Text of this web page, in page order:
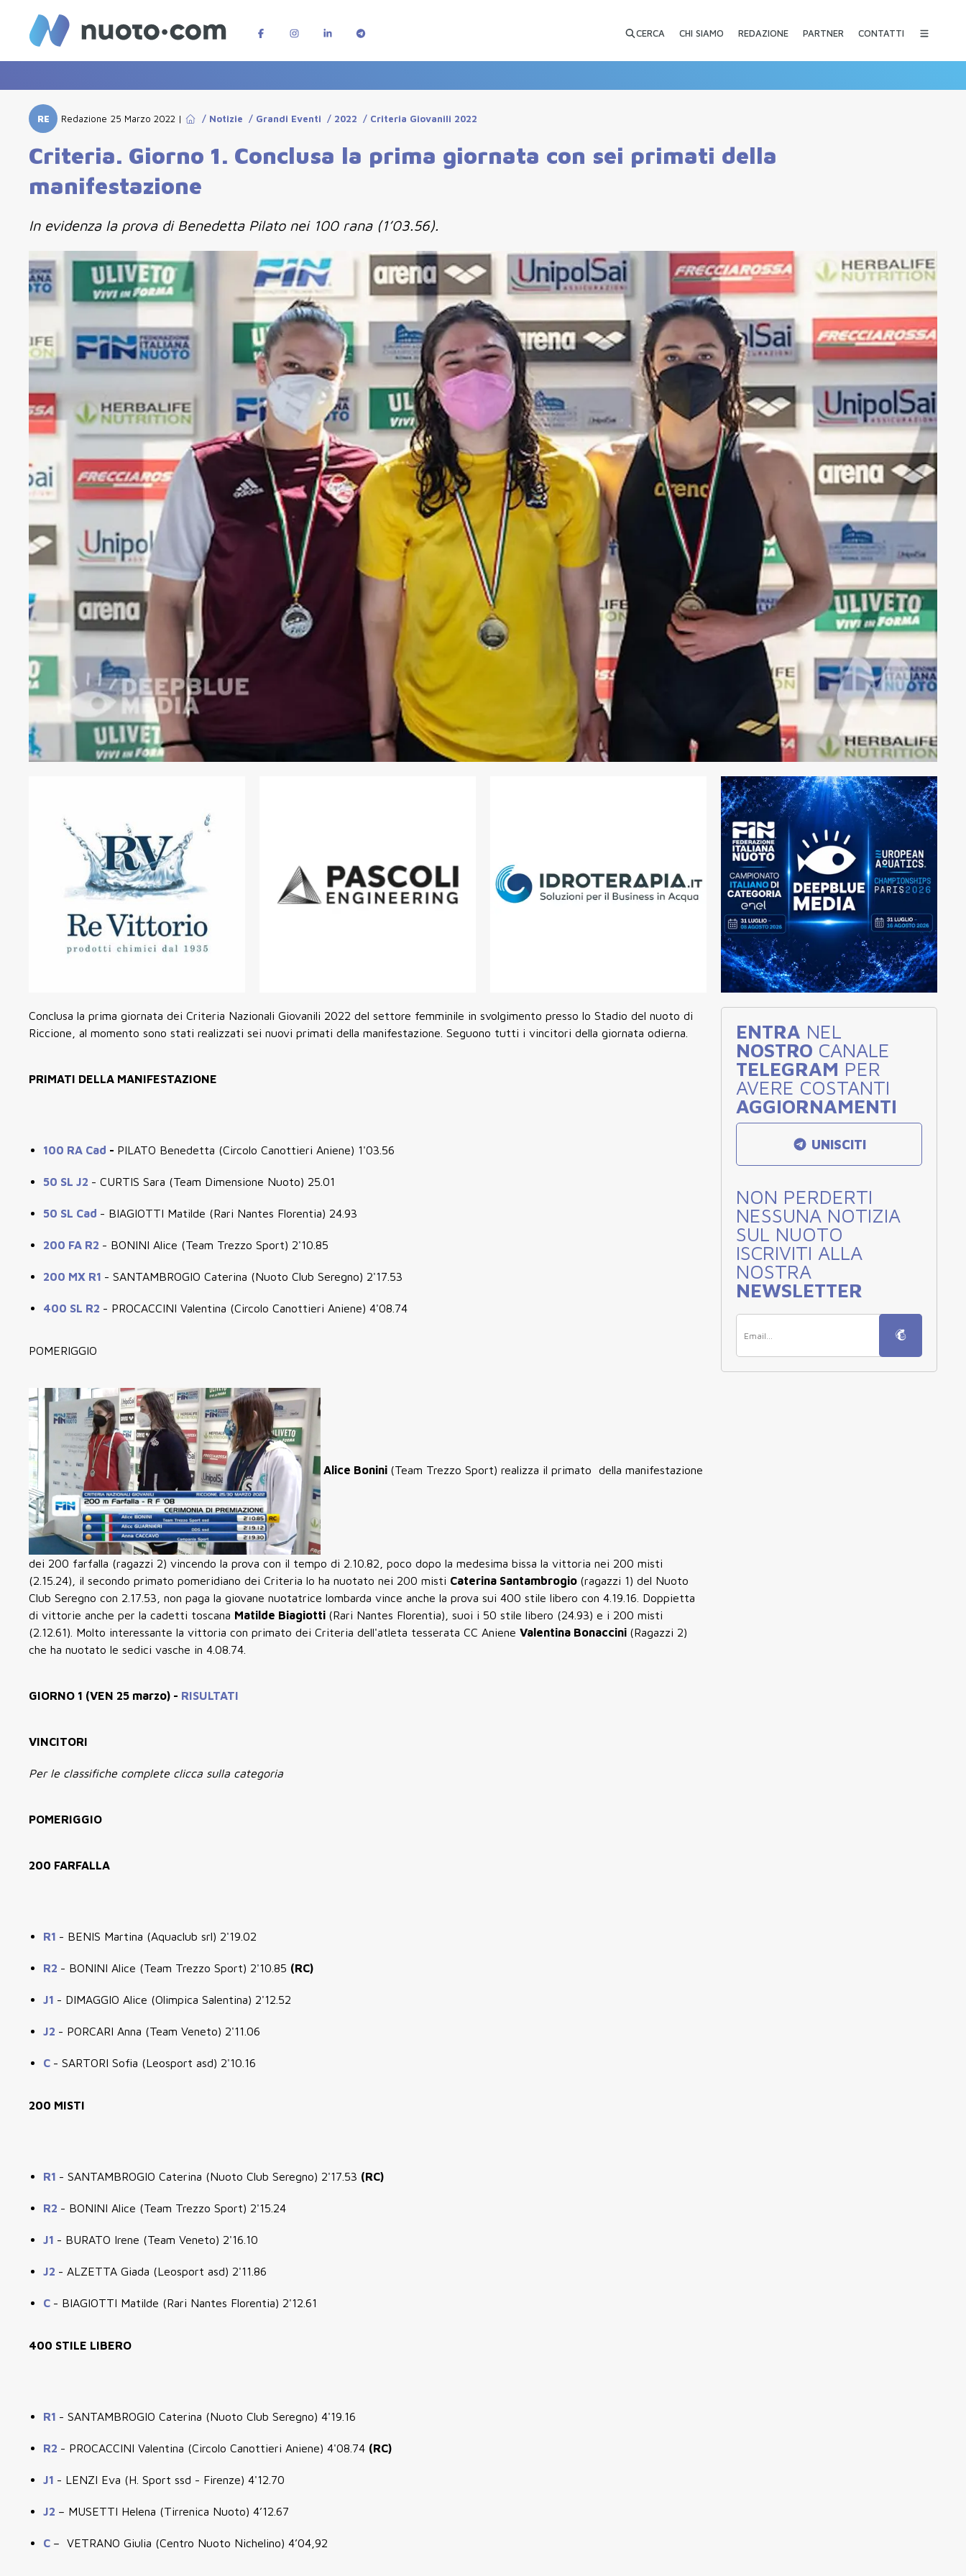
CERCA CHI SIAMO REDAZIONE PARTNER CONTATTI
RE Redazione 25 Marzo 2022 | / Notizie / Grandi Eventi / 2022 / Criteria Giovanili 2022
Criteria. Giorno 1. Conclusa la prima giornata con sei primati della
manifestazione
In evidenza la prova di Benedetta Pilato nei 100 rana (1’03.56).
Conclusa la prima giornata dei Criteria Nazionali Giovanili 2022 del settore femminile in svolgimento presso lo Stadio del nuoto di
Riccione, al momento sono stati realizzati sei nuovi primati della manifestazione. Seguono tutti i vincitori della giornata odierna.
PRIMATI DELLA MANIFESTAZIONE
100 RA Cad - PILATO Benedetta (Circolo Canottieri Aniene) 1'03.56
50 SL J2 - CURTIS Sara (Team Dimensione Nuoto) 25.01
50 SL Cad - BIAGIOTTI Matilde (Rari Nantes Florentia) 24.93
200 FA R2 - BONINI Alice (Team Trezzo Sport) 2'10.85
200 MX R1 - SANTAMBROGIO Caterina (Nuoto Club Seregno) 2'17.53
400 SL R2 - PROCACCINI Valentina (Circolo Canottieri Aniene) 4'08.74
POMERIGGIO
Alice Bonini (Team Trezzo Sport) realizza il primato della manifestazione
dei 200 farfalla (ragazzi 2) vincendo la prova con il tempo di 2.10.82, poco dopo la medesima bissa la vittoria nei 200 misti
(2.15.24), il secondo primato pomeridiano dei Criteria lo ha nuotato nei 200 misti Caterina Santambrogio (ragazzi 1) del Nuoto
Club Seregno con 2.17.53, non paga la giovane nuotatrice lombarda vince anche la prova sui 400 stile libero con 4.19.16. Doppietta
di vittorie anche per la cadetti toscana Matilde Biagiotti (Rari Nantes Florentia), suoi i 50 stile libero (24.93) e i 200 misti
(2.12.61). Molto interessante la vittoria con primato dei Criteria dell'atleta tesserata CC Aniene Valentina Bonaccini (Ragazzi 2)
che ha nuotato le sedici vasche in 4.08.74.
GIORNO 1 (VEN 25 marzo) - RISULTATI
VINCITORI
Per le classifiche complete clicca sulla categoria
POMERIGGIO
200 FARFALLA
R1 - BENIS Martina (Aquaclub srl) 2'19.02
R2 - BONINI Alice (Team Trezzo Sport) 2'10.85 (RC)
J1 - DIMAGGIO Alice (Olimpica Salentina) 2'12.52
J2 - PORCARI Anna (Team Veneto) 2'11.06
C - SARTORI Sofia (Leosport asd) 2'10.16
200 MISTI
R1 - SANTAMBROGIO Caterina (Nuoto Club Seregno) 2'17.53 (RC)
R2 - BONINI Alice (Team Trezzo Sport) 2'15.24
J1 - BURATO Irene (Team Veneto) 2'16.10
J2 - ALZETTA Giada (Leosport asd) 2'11.86
C - BIAGIOTTI Matilde (Rari Nantes Florentia) 2'12.61
400 STILE LIBERO
R1 - SANTAMBROGIO Caterina (Nuoto Club Seregno) 4'19.16
R2 - PROCACCINI Valentina (Circolo Canottieri Aniene) 4'08.74 (RC)
J1 - LENZI Eva (H. Sport ssd - Firenze) 4'12.70
J2 – MUSETTI Helena (Tirrenica Nuoto) 4’12.67
C – VETRANO Giulia (Centro Nuoto Nichelino) 4’04,92
ENTRA NEL
NOSTRO CANALE
TELEGRAM PER
AVERE COSTANTI
AGGIORNAMENTI
UNISCITI
NON PERDERTI
NESSUNA NOTIZIA
SUL NUOTO
ISCRIVITI ALLA
NOSTRA
NEWSLETTER